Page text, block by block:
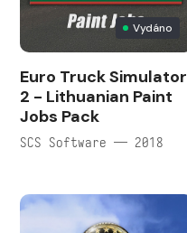
Vydáno
Euro Truck Simulator
2 - Lithuanian Paint
Jobs Pack
SCS Software — 2018